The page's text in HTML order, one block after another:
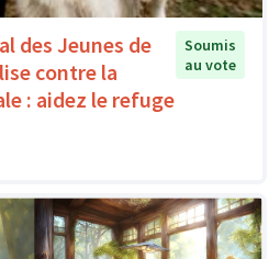
des Jeunes de
contre la
: aidez le refuge
Soumis
au vote